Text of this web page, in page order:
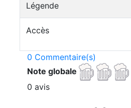
Légende
Accès
0 Commentaire(s)
Note globale
0 avis